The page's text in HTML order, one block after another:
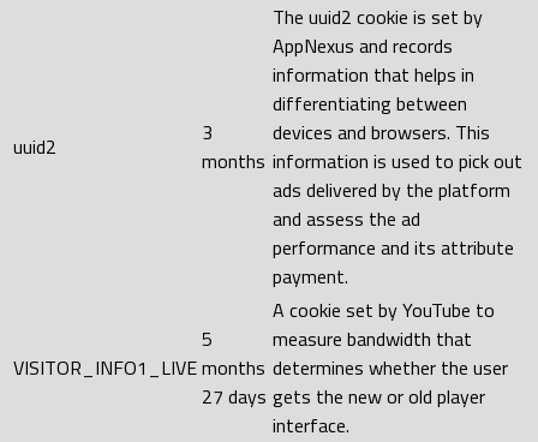
uuid2
3
months
The uuid2 cookie is set by
AppNexus and records
information that helps in
differentiating between
devices and browsers. This
information is used to pick out
ads delivered by the platform
and assess the ad
performance and its attribute
payment.
VISITOR_INFO1_LIVE
5
months
27 days
A cookie set by YouTube to
measure bandwidth that
determines whether the user
gets the new or old player
interface.